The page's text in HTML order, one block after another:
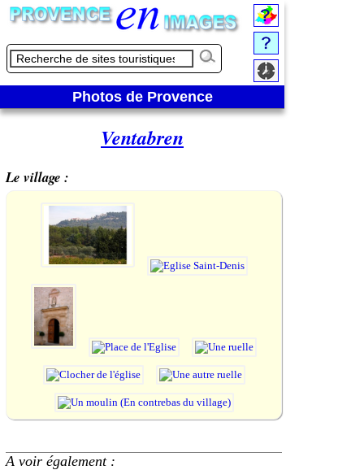
Photos de Provence
Ventabren
Le village :
A voir également :